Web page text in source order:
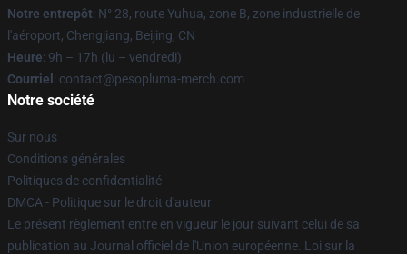
Notre entrepôt: N° 28, route Yuhua, zone B, zone industrielle de
l'aéroport, Chengjiang, Beijing, CN
Heure: 9h – 17h (lu – vendredi)
Courriel : contact@pesopluma-merch.com
Notre société
Sur nous
Conditions générales
Politiques de confidentialité
DMCA - Politique sur le droit d'auteur
Le présent règlement entre en vigueur le jour suivant celui de sa
publication au Journal officiel de l'Union européenne. Loi sur la